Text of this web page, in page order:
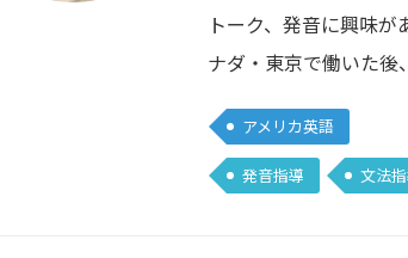
トーク、発音に興味
ナダ・東京で働いた
アメリカ英語
発音指導 文法